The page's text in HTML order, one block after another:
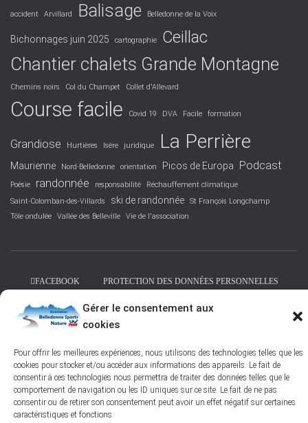
Gérer le consentement aux
cookies
Pour offrir les meilleures expériences, nous utilisons des technologies telles que les
cookies pour stocker et/ou accéder aux informations des appareils. Le fait de
consentir à ces technologies nous permettra de traiter des données telles que le
comportement de navigation ou les ID uniques sur ce site. Le fait de ne pas
consentir ou de retirer son consentement peut avoir un effet négatif sur certaines
caractéristiques et fonctions.
accident Arvillard Balisage Belledonne de la Voix
Bichonnages juin 2025 cartographie Ceillac
Chantier chalets Grande Montagne
Chemins noirs Col du Champet Collet d'Allevard
Course facile Covid 19 DVA Facile formation
Grandiose Hurtières Isère juridique La Perrière
Maurienne Nord-Belledonne orientation Picos de Europa Podcast
Poésie randonnée responsabilité
Réchauffement climatique
Saint-Colomban-des-Villards
ski de randonnée
St François Longchamp
Tôle ondulée
Vallée des Belleville Vie de l'association
FACEBOOK PROTECTION DES DONNÉES PERSONNELLES
Hestia | Développé par ThemeIsle